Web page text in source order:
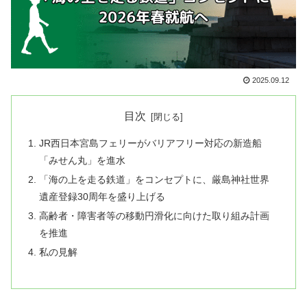
2025.09.12
目次
JR西日本宮島フェリーがバリアフリー対応の新造船
「みせん丸」を進水
「海の上を走る鉄道」をコンセプトに、厳島神社世界
遺産登録30周年を盛り上げる
高齢者・障害者等の移動円滑化に向けた取り組み計画
を推進
私の見解